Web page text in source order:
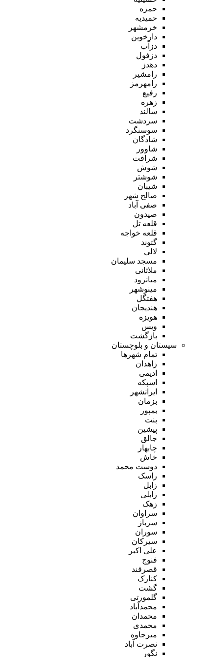
حمزه
حمیدیه
خرمشهر
دارخوین
دزآب
دزفول
دهدز
رامشیر
رامهرمز
رفیع
زهره
سالند
سردشت
سوسنگرد
شادگان
شاوور
شرافت
شوش
شوشتر
شیبان
صالح شهر
صفی آباد
صیدون
قلعه تل
قلعه خواجه
گتوند
لالی
مسجد سلیمان
ملاثانی
میانرود
مینوشهر
هفتگل
هندیجان
هویزه
ویس
بازگشت
سیستان و بلوچستان
تمام شهر‌ها
زاهدان
ادیمی
اسپکه
ایرانشهر
بزمان
بمپور
بنت
پیشین
جالق
چابهار
خاش
دوست محمد
راسک
زابل
زابلی
زهک
سراوان
سرباز
سوران
سیرکان
علی اکبر
فنوج
قصرقند
کنارک
گشت
گلمورتی
محمدآباد
محمدان
محمدی
میرجاوه
نصرت آباد
نگور